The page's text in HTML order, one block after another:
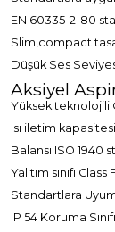
EN 60335-2-80
Slim,compact
Düşük Ses
Aksiyel
Yüksek teknolojili
Isı iletim
Balansı ISO 1940
Yalıtım sınıfı
Standartlara
IP 54 Koruma